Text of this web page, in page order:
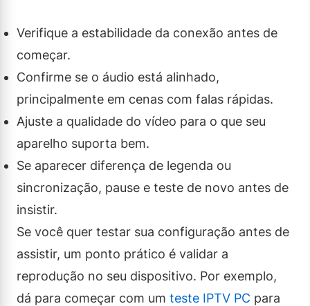
Verifique a estabilidade da conexão antes de
começar.
Confirme se o áudio está alinhado,
principalmente em cenas com falas rápidas.
Ajuste a qualidade do vídeo para o que seu
aparelho suporta bem.
Se aparecer diferença de legenda ou
sincronização, pause e teste de novo antes de
insistir.
Se você quer testar sua configuração antes de
assistir, um ponto prático é validar a
reprodução no seu dispositivo. Por exemplo,
dá para começar com um teste IPTV PC para